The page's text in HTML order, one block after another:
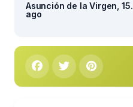
Asunción de la Virgen, 15.
ago